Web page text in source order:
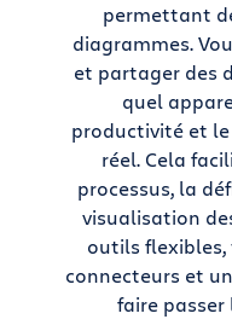
permettant
diagrammes.
et partager des
quel
productivité et
réel. Cela
processus, la
visualisation
outils flexibles,
connecteurs et
faire passer